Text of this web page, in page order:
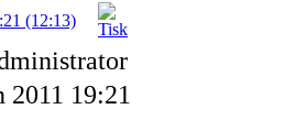
(12:13)
2011 19:21